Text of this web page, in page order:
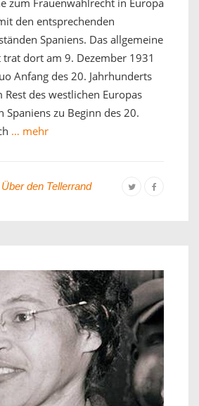
zum Frauenwahlrecht in Europa
den entsprechenden
Spaniens. Das allgemeine
dort am 9. Dezember 1931
Anfang des 20. Jahrhunderts
Rest des westlichen Europas
Spaniens zu Beginn des 20.
… mehr
Über den Tellerrand